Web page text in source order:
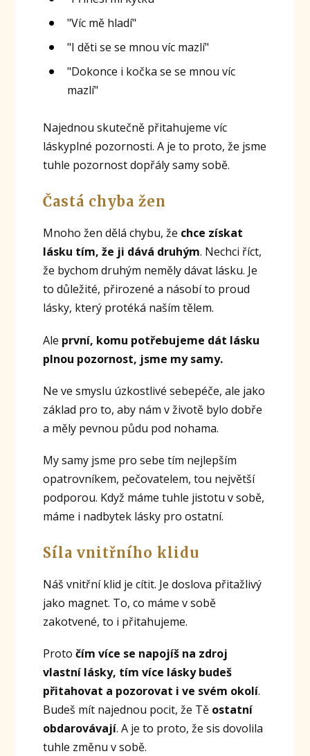
"Víc mě hladí"
"I děti se se mnou víc mazlí"
"Dokonce i kočka se se mnou víc
mazlí"
Najednou skutečně přitahujeme víc
láskyplné pozornosti. A je to proto, že jsme
tuhle pozornost dopřály samy sobě.
Častá chyba žen
Mnoho žen dělá chybu, že chce získat
lásku tím, že ji dává druhým. Nechci říct,
že bychom druhým neměly dávat lásku. Je
to důležité, přirozené a násobí to proud
lásky, který protéká naším tělem.
Ale první, komu potřebujeme dát lásku
plnou pozornost, jsme my samy.
Ne ve smyslu úzkostlivé sebepéče, ale jako
základ pro to, aby nám v životě bylo dobře
a měly pevnou půdu pod nohama.
My samy jsme pro sebe tím nejlepším
opatrovníkem, pečovatelem, tou největší
podporou. Když máme tuhle jistotu v sobě,
máme i nadbytek lásky pro ostatní.
Síla vnitřního klidu
Náš vnitřní klid je cítit. Je doslova přitažlivý
jako magnet. To, co máme v sobě
zakotvené, to i přitahujeme.
Protočím více se napojíš na zdroj
vlastní lásky, tím více lásky budeš
přitahovat a pozorovat i ve svém okolí.
Budeš mít najednou pocit, že Tě ostatní
obdarovávají. A je to proto, že sis dovolila
tuhle změnu v sobě.